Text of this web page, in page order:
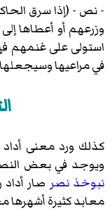
- نص - (إذا سرق
وزرعهم أو أعطاها
استولى على غنمهم
في مراعيها
كذلك ورد معنى
ويوجد في بعض
نبوخذ نصر صار
معابد كثيرة أشهرها